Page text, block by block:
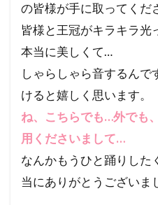
の皆様が手に取ってくだ
皆様と王冠がキラキラ光
本当に美しくて…
しゃらしゃら音するん
けると嬉しく思います。
ね、こちらでも…外でも
用くださいまして…
なんかもうひと踊りした
当にありがとうございま